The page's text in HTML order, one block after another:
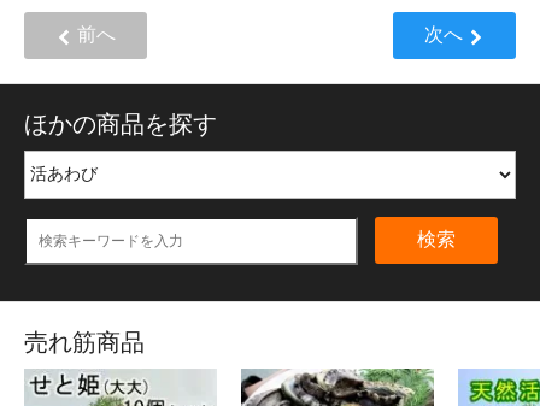
前へ 次へ
ほかの商品を探す
検索
売れ筋商品